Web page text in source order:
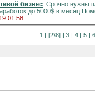
бизнес . Срочно нужны
до 5000$ в
1 | [2/8] | 3| 4| 5| 6